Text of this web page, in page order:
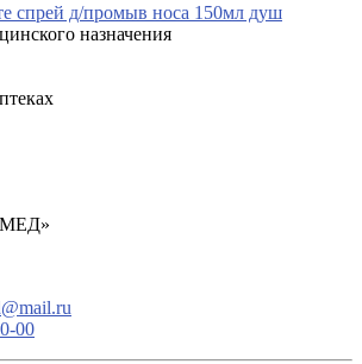
спрей д/промыв носа 150мл душ
назначения
00